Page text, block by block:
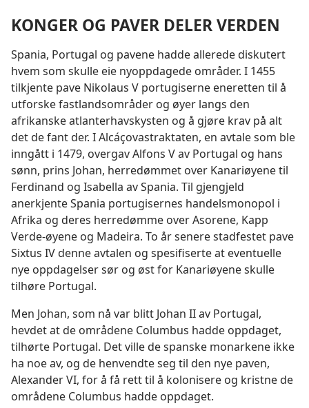
KONGER OG PAVER DELER VERDEN
Spania, Portugal og pavene hadde allerede diskutert
hvem som skulle eie nyoppdagede områder. I 1455
tilkjente pave Nikolaus V portugiserne eneretten til å
utforske fastlandsområder og øyer langs den
afrikanske atlanterhavskysten og å gjøre krav på alt
det de fant der. I Alcáçovastraktaten, en avtale som ble
inngått i 1479, overgav Alfons V av Portugal og hans
sønn, prins Johan, herredømmet over Kanariøyene til
Ferdinand og Isabella av Spania. Til gjengjeld
anerkjente Spania portugisernes handelsmonopol i
Afrika og deres herredømme over Asorene, Kapp
Verde-øyene og Madeira. To år senere stadfestet pave
Sixtus IV denne avtalen og spesifiserte at eventuelle
nye oppdagelser sør og øst for Kanariøyene skulle
tilhøre Portugal.
Men Johan, som nå var blitt Johan II av Portugal,
hevdet at de områdene Columbus hadde oppdaget,
tilhørte Portugal. Det ville de spanske monarkene ikke
ha noe av, og de henvendte seg til den nye paven,
Alexander VI, for å få rett til å kolonisere og kristne de
områdene Columbus hadde oppdaget.